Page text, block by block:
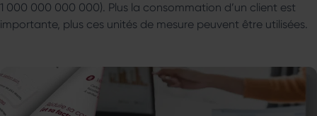
1 000 000 000 000). Plus la consommation d’un client est
importante, plus ces unités de mesure peuvent être utilisées.